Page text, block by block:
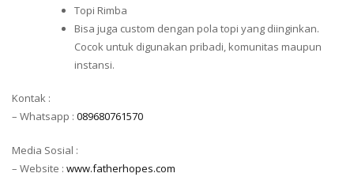
Topi Rimba
Bisa juga custom dengan pola topi yang diinginkan.
Cocok untuk digunakan pribadi, komunitas maupun
instansi.
Kontak :
– Whatsapp : 089680761570
Media Sosial :
– Website : www.fatherhopes.com